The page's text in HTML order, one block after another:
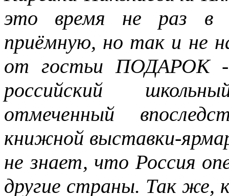
это время не раз в
приёмную, но так и не
от гостьи ПОДАРОК -
российский
отмеченный
книжной выставки-
не знает, что Россия
другие страны. Так же,